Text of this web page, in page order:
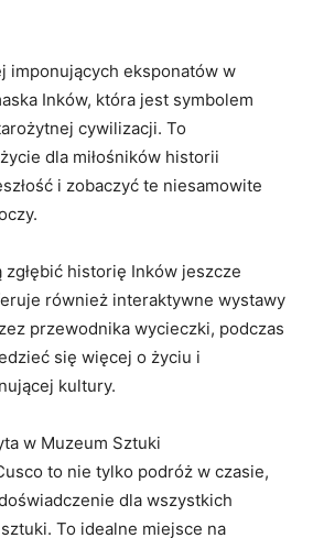
imponujących eksponatów w
Inków,⁤ która​ jest symbolem‌
cywilizacji.‍ To
dla miłośników historii
⁤i zobaczyć te niesamowite
historię Inków jeszcze⁤
również ​interaktywne wystawy
przewodnika wycieczki,⁤ podczas
się⁢ więcej‌ o ⁤życiu i
kultury.
‌w ⁣Muzeum⁣ Sztuki
to nie tylko ​podróż‍ w czasie,
dla wszystkich
To⁤ idealne miejsce na